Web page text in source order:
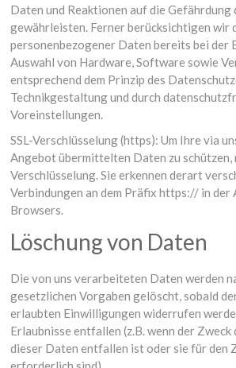
Daten und Reaktionen auf die Gefährdung
gewährleisten. Ferner berücksichtigen wir
personenbezogener Daten bereits bei der
Auswahl von Hardware, Software sowie
entsprechend dem Prinzip des
Technikgestaltung und durch
Voreinstellungen.
SSL-Verschlüsselung (https): Um Ihre via
Angebot übermittelten Daten zu schützen,
Verschlüsselung. Sie erkennen derart
Verbindungen an dem Präfix https:// in der
Browsers.
Löschung von Daten
Die von uns verarbeiteten Daten werden
gesetzlichen Vorgaben gelöscht, sobald
erlaubten Einwilligungen widerrufen
Erlaubnisse entfallen (z.B. wenn der
dieser Daten entfallen ist oder sie für den